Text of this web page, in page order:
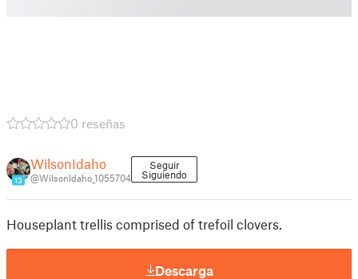
0 reseñas
13
WilsonIdaho
@WilsonIdaho_1055704
Seguir
Siguiendo
Houseplant trellis comprised of trefoil clovers.
Descarga